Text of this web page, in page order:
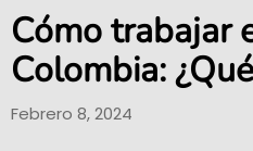
Cómo trabajar
Colombia:
Febrero 8, 2024